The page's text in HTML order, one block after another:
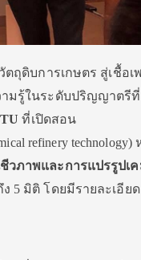
ถุดิบการเกษตร สู่เชื้อเ
ามรู้ในระดับปริญญาตรี
ที่เปิดสอน
refinery
วภาพและการแปรรูปเ
5 มิติ โดยมีรายละเอีย